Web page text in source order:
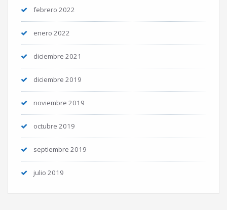
febrero 2022
enero 2022
diciembre 2021
diciembre 2019
noviembre 2019
octubre 2019
septiembre 2019
julio 2019